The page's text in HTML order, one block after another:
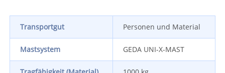
Transportgut Personen und Material
Mastsystem GEDA UNI-X-MAST